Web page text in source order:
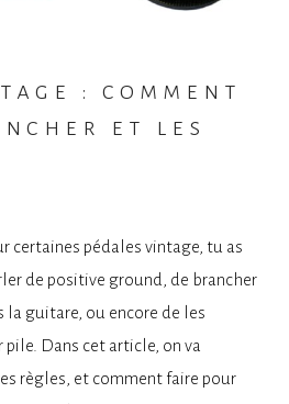
: comment
et les
certaines pédales vintage, tu as
de positive ground, de brancher
la guitare, ou encore de les
Dans cet article, on va
règles, et comment faire pour